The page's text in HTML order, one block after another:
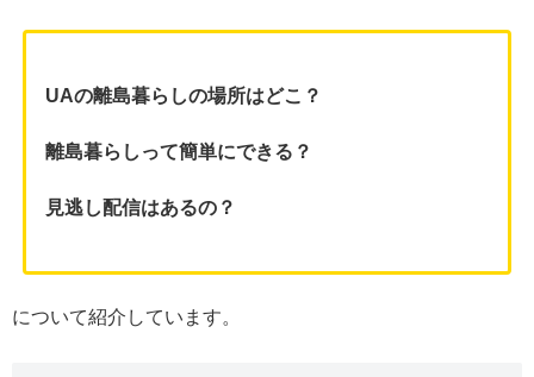
UAの離島暮らしの場所はどこ？
離島暮らしって簡単にできる？
見逃し配信はあるの？
について紹介しています。